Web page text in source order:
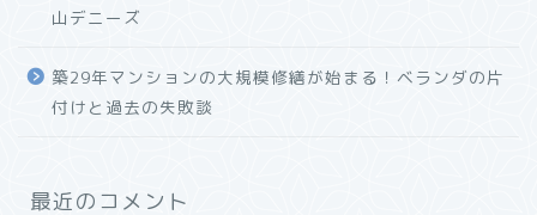
山デニーズ
築29年マンションの大規模修繕が始まる！ベランダの片
付けと過去の失敗談
最近のコメント